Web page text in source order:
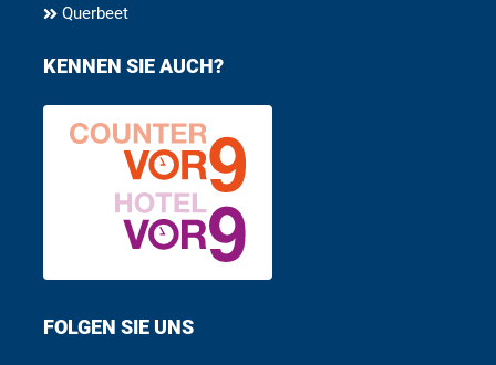
Querbeet
KENNEN SIE AUCH?
FOLGEN SIE UNS